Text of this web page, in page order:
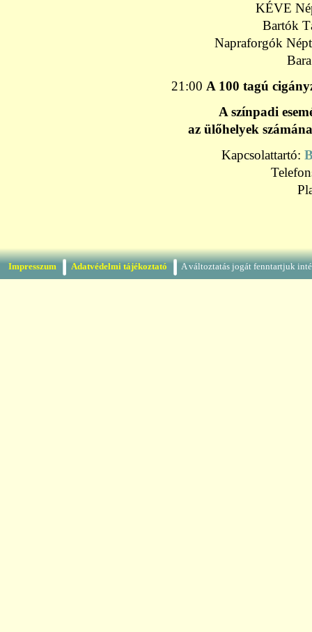
KÉVE
Bartók
Napraforgók
21:00 A 100 tagú
A színpadi
az ülőhelyek
Kapcsolattartó:
Impresszum Adatvédelmi tájékoztató A változtatás jogát fenntartjuk